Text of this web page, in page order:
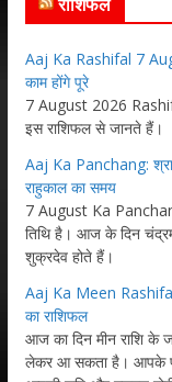
Aaj Ka Rashifal 7
काम होंगे पूरे
7 August 2026
इस राशिफल से जानते हैं।
Aaj Ka Panchang:
राहुकाल का समय
7 August Ka
तिथि है। आज के दिन
शुक्रदेव होते हैं।
Aaj Ka Meen Rashifal:
का राशिफल
आज का दिन मीन राशि के
लेकर आ सकता है। आपके